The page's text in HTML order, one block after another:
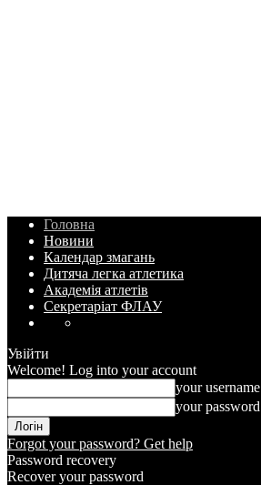
Головна
Новини
Календар змагань
Дитяча легка атлетика
Академія атлетів
Секретаріат ФЛАУ
Увійти
Welcome! Log into your account
your username
your password
Forgot your password? Get help
Password recovery
Recover your password